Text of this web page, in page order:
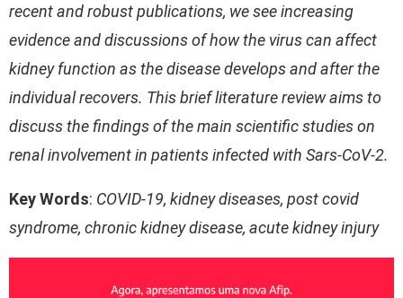
recent and robust publications, we see increasing
evidence and discussions of how the virus can affect
kidney function as the disease develops and after the
individual recovers. This brief literature review aims to
discuss the findings of the main scientific studies on
renal involvement in patients infected with Sars-CoV-2.
Key Words: COVID-19, kidney diseases, post covid
syndrome, chronic kidney disease, acute kidney injury